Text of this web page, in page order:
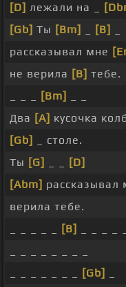
[D] лежали на _
[Gb] Ты [Bm] [B]
рассказывал мне
не верила [B] тебе.
[Bm]
Два [A] кусочка
[Gb]
_ столе.
Ты [G]
[D]
[Abm] рассказывал
верила тебе.
[B]
[Gb]